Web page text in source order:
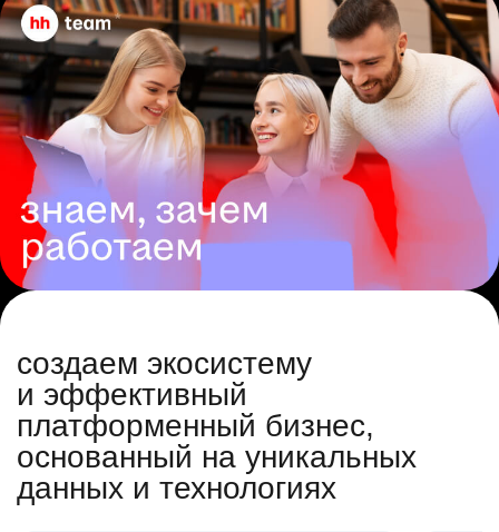
создаем экосистему
и эффективный
платформенный бизнес,
основанный на уникальных
данных и технологиях